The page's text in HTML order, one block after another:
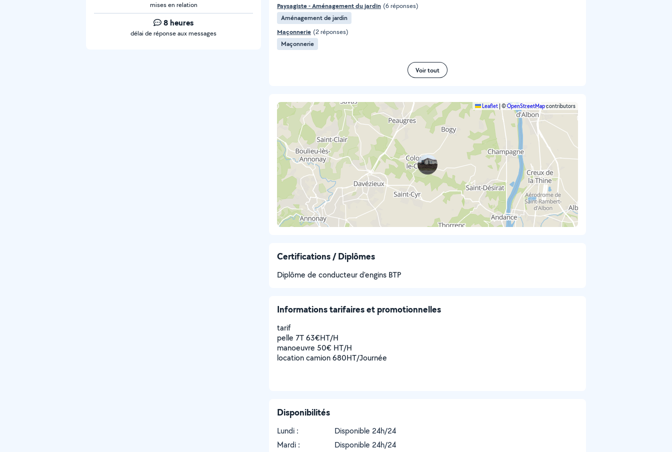
mises en relation
8 heures
délai de réponse aux messages
Paysagiste - Aménagement du jardin (6 réponses)
Aménagement de jardin
Maçonnerie (2 réponses)
Maçonnerie
Voir tout
Leaflet ©OpenStreetMapcontributors
Certifications / Diplômes
Diplôme de conducteur d'engins BTP
Informations tarifaires et promotionnelles
tarif
pelle 7T 63€HT/H
manoeuvre 50€ HT/H
location camion 680HT/Journée
Disponibilités
Lundi :
Disponible 24h/24
Mardi :
Disponible 24h/24